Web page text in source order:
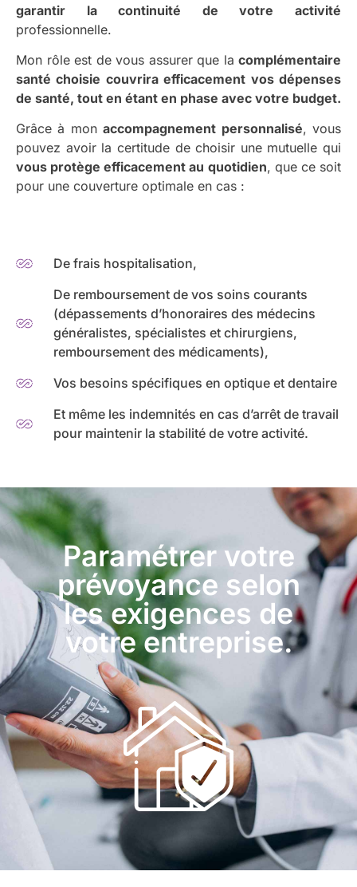
garantir la continuité de votre activité
professionnelle.
Mon rôle est de vous assurer que la complémentaire
santé choisie couvrira efficacement vos dépenses
de santé, tout en étant en phase avec votre budget.
Grâce à monaccompagnement personnalisé, vous
pouvez avoir la certitude de choisir une mutuelle qui
vous protège efficacement au quotidien, que ce soit
pour une couverture optimale en cas :
De frais hospitalisation,
De remboursement de vos soins courants
(dépassements d’honoraires des médecins
généralistes, spécialistes et chirurgiens,
remboursement des médicaments),
Vos besoins spécifiques en optique et dentaire
Et même les indemnités en cas d’arrêt de travail
pour maintenir la stabilité de votre activité.
Paramétrer votre
prévoyance selon
les exigences de
votre entreprise.